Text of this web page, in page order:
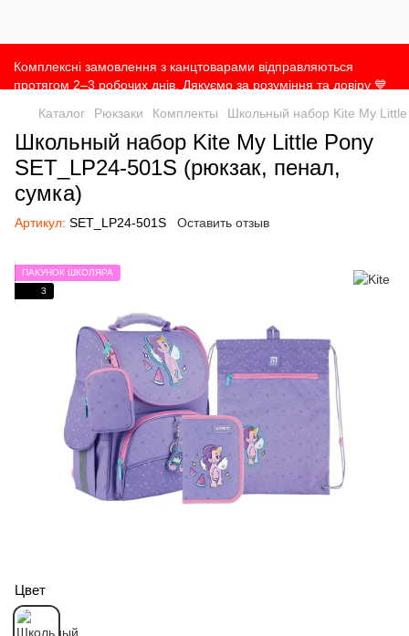
Комплексні замовлення з канцтоварами відправляються
протягом 2–3 робочих днів. Дякуємо за розуміння та довіру 💙
Каталог
Рюкзаки Комплекты Школьный набор Kite My
Школьный набор Kite My Little Pony
SET_LP24-501S (рюкзак, пенал,
сумка)
Артикул: SET_LP24-501S Оставить отзыв
ПАКУНОК ШКОЛЯРА
3
Цвет